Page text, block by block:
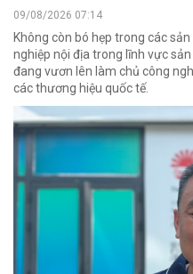
09/08/2026 07:14
Không còn bó hẹp trong các
nghiệp nội địa trong lĩnh vực
đang vươn lên làm chủ công
các thương hiệu quốc tế.